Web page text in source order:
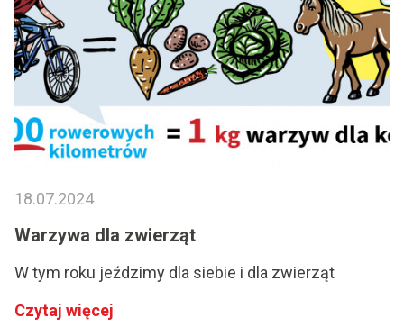
18.07.2024
Warzywa dla zwierząt
W tym roku jeździmy dla siebie i dla zwierząt
Czytaj więcej